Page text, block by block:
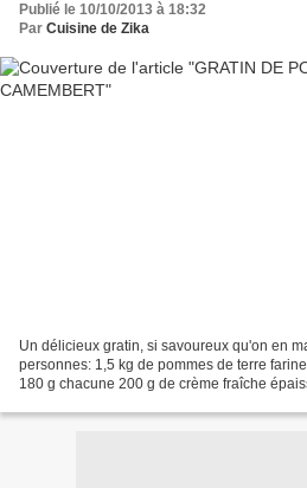
Publié le 10/10/2013 à 18:32
Par Cuisine de Zika
Un délicieux gratin, si savoureux qu'on en
personnes: 1,5 kg de pommes de terre
180 g chacune 200 g de crème fraîche